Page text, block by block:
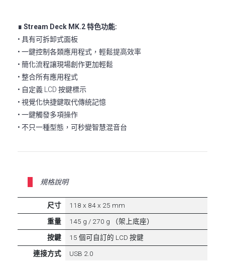
∎ Stream Deck MK.2 特色功能:
• 具有可拆卸式面板
• 一鍵控制各類應用程式，輕鬆提高效率
• 簡化流程讓現場創作更加輕鬆
• 整合所有應用程式
• 自定義 LCD 按鍵標示
• 視覺化快捷鍵取代傳統記憶
• 一鍵觸發多項操作
• 不只一種型態，可秒變智慧混音台
規格說明
尺寸
118 x 84 x 25 mm
重量
145 g / 270 g （架上底座）
按鍵
15 個可自訂的 LCD 按鍵
連接方式
USB 2.0